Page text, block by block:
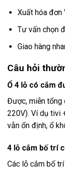
Xuất hóa đơn
Tư vấn chọn
Giao hàng
Câu hỏi
Ổ 4 lỗ có cắm
Được, miễn tổng
220V). Ví dụ tivi
vẫn ổn định, ổ
4 lỗ cắm bố trí
Các lỗ cắm bố